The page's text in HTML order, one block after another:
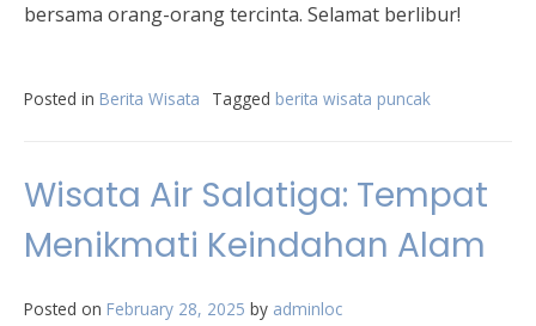
bersama orang-orang tercinta. Selamat berlibur!
Posted in Berita Wisata Tagged berita wisata puncak
Wisata Air Salatiga: Tempat
Menikmati Keindahan Alam
Posted on February 28, 2025 by adminloc